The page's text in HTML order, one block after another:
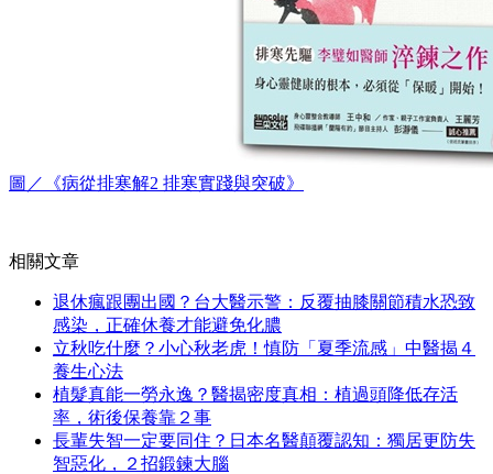
圖／《病從排寒解2 排寒實踐與突破》
相關文章
退休瘋跟團出國？台大醫示警：反覆抽膝關節積水恐致
感染，正確休養才能避免化膿
立秋吃什麼？小心秋老虎！慎防「夏季流感」中醫揭４
養生心法
植髮真能一勞永逸？醫揭密度真相：植過頭降低存活
率，術後保養靠２事
長輩失智一定要同住？日本名醫顛覆認知：獨居更防失
智惡化，２招鍛鍊大腦